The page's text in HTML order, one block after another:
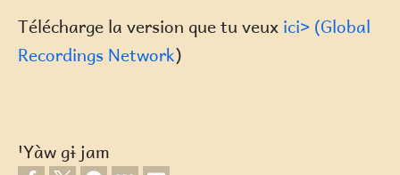
Télécharge la version que tu veux ici> (Global
Recordings Network)
ꞌYàw gɨ jam